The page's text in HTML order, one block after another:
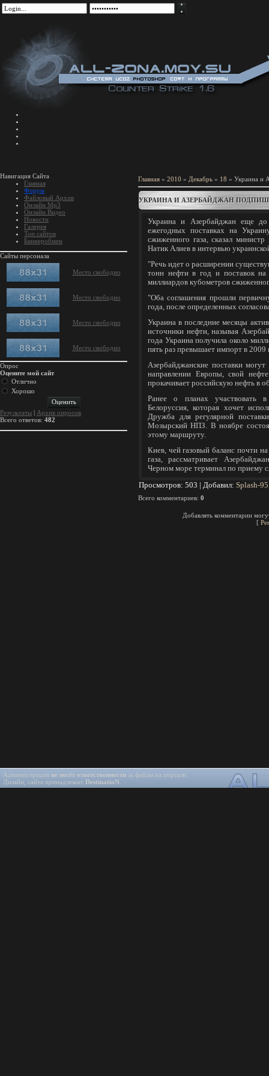
Навигация Сайта
Главная
Форум
Файловый Архив
Онлайн Mp3
Онлайн Видео
Новости
Галерея
Топ сайтов
Баннеробмен
Сайты персонала
Место свободно
Место свободно
Место свободно
Место свободно
Опрос
Оцените мой сайт
Отлично
Хорошо
Результаты | Архив опросов
Всего ответов: 482
Главная » 2010 » Декабрь » 18 » Украина и
УКРАИНА И АЗЕРБАЙДЖАН
Украина и Азербайджан еще до
ежегодных поставках на
сжиженного газа, сказал
Натик Алиев в интервью
"Речь идет о расширении
тонн нефти в год и поставок
миллиардов кубометров
"Оба соглашения прошли
года, после определенных
Украина в последние месяцы
источники нефти, называя
года Украина получила около
пять раз превышает импорт в 2009
Азербайджанские поставки
направлении Европы, свой
прокачивает российскую нефть в
Ранее о планах участвовать в
Белоруссия, которая хочет
Дружба для регулярной
Мозырский НПЗ. В ноябре
этому маршруту.
Киев, чей газовый баланс почти
газа, рассматривает
Черном море терминал по приему
Просмотров: 503 | Добавил: Splash-95
Всего комментариев: 0
Добавлять комментарии
[
Администрация не несёт ответственности за файлы на портале.
Дизайн, сайта принадлежит DestinatioN